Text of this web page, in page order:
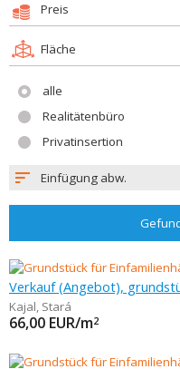
Preis
Fläche
alle
Realitätenbüro
Privatinsertion
Einfügung abw.
Verkauf (Angebot),
Kajal, Stará
66,00 EUR/m2